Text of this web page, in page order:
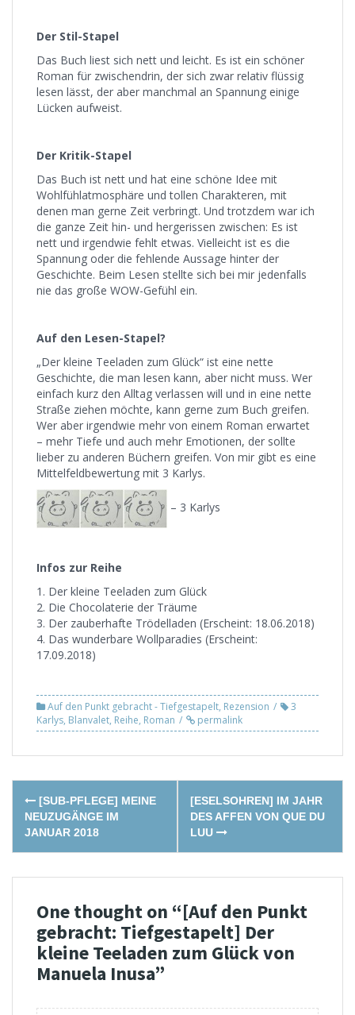
Der Stil-Stapel
Das Buch liest sich nett und leicht. Es ist ein schöner
Roman für zwischendrin, der sich zwar relativ flüssig
lesen lässt, der aber manchmal an Spannung einige
Lücken aufweist.
Der Kritik-Stapel
Das Buch ist nett und hat eine schöne Idee mit
Wohlfühlatmosphäre und tollen Charakteren, mit
denen man gerne Zeit verbringt. Und trotzdem war ich
die ganze Zeit hin- und hergerissen zwischen: Es ist
nett und irgendwie fehlt etwas. Vielleicht ist es die
Spannung oder die fehlende Aussage hinter der
Geschichte. Beim Lesen stellte sich bei mir jedenfalls
nie das große WOW-Gefühl ein.
Auf den Lesen-Stapel?
„Der kleine Teeladen zum Glück“ ist eine nette
Geschichte, die man lesen kann, aber nicht muss. Wer
einfach kurz den Alltag verlassen will und in eine nette
Straße ziehen möchte, kann gerne zum Buch greifen.
Wer aber irgendwie mehr von einem Roman erwartet
– mehr Tiefe und auch mehr Emotionen, der sollte
lieber zu anderen Büchern greifen. Von mir gibt es eine
Mittelfeldbewertung mit 3 Karlys.
– 3 Karlys
Infos zur Reihe
1. Der kleine Teeladen zum Glück
2. Die Chocolaterie der Träume
3. Der zauberhafte Trödelladen (Erscheint: 18.06.2018)
4. Das wunderbare Wollparadies (Erscheint:
17.09.2018)
Auf den Punkt gebracht - Tiefgestapelt, Rezension
3
Karlys, Blanvalet, Reihe, Roman permalink
Post
navigation
[SUB-PFLEGE] MEINE
NEUZUGÄNGE IM
JANUAR 2018
[ESELSOHREN] IM JAHR
DES AFFEN VON QUE DU
LUU
One thought on “[Auf den Punkt
gebracht: Tiefgestapelt] Der
kleine Teeladen zum Glück von
Manuela Inusa”